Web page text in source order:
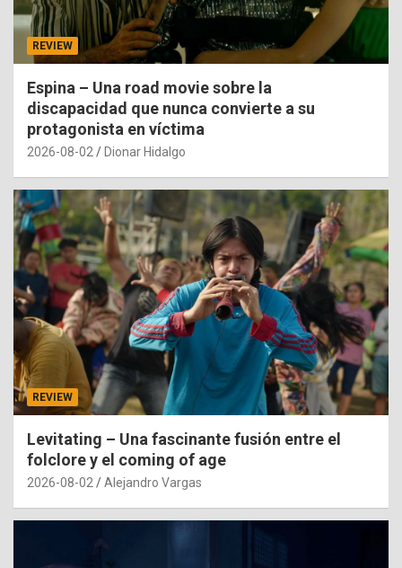
REVIEW
Espina – Una road movie sobre la
discapacidad que nunca convierte a su
protagonista en víctima
2026-08-02 Dionar Hidalgo
REVIEW
Levitating – Una fascinante fusión entre el
folclore y el coming of age
2026-08-02 Alejandro Vargas